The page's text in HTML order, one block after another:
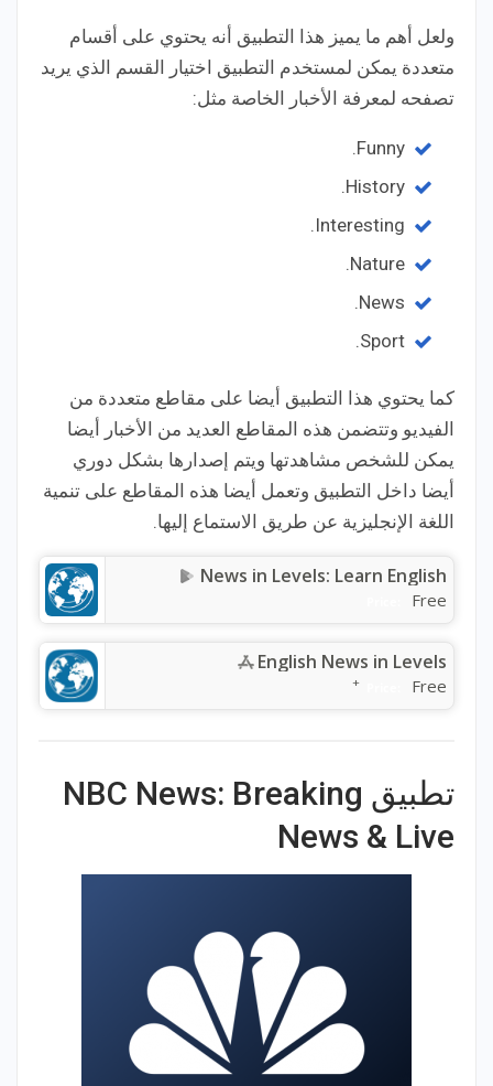
ولعل أهم ما يميز هذا التطبيق أنه يحتوي على أقسام
متعددة يمكن لمستخدم التطبيق اختيار القسم الذي يريد
تصفحه لمعرفة الأخبار الخاصة مثل:
Funny.
History.
Interesting.
Nature.
News.
Sport.
كما يحتوي هذا التطبيق أيضا على مقاطع متعددة من
الفيديو وتتضمن هذه المقاطع العديد من الأخبار أيضا
يمكن للشخص مشاهدتها ويتم إصدارها بشكل دوري
أيضا داخل التطبيق وتعمل أيضا هذه المقاطع على تنمية
اللغة الإنجليزية عن طريق الاستماع إليها.
News in Levels: Learn English
Free
English News in Levels
Free
+
تطبيق NBC News: Breaking
News & Live